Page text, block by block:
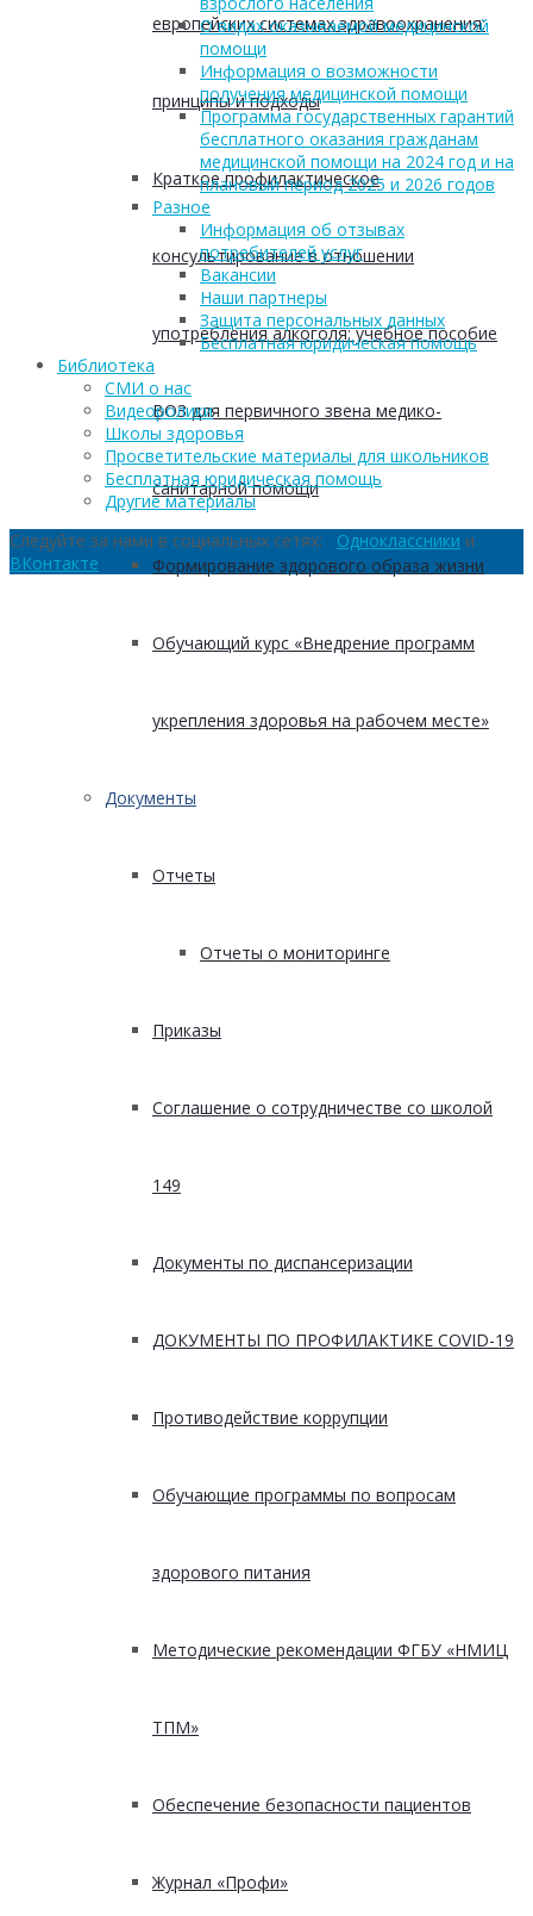
европейских системах здравоохранения:
принципы и подходы
Краткое профилактическое
консультирование в отношении
употребления алкоголя: учебное пособие
ВОЗ для первичного звена медико-
санитарной помощи
Формирование здорового образа жизни
Обучающий курс «Внедрение программ
укрепления здоровья на рабочем месте»
Документы
Отчеты
Отчеты о мониторинге
Приказы
Соглашение о сотрудничестве со школой
149
Документы по диспансеризации
ДОКУМЕНТЫ ПО ПРОФИЛАКТИКЕ COVID-19
Противодействие коррупции
Обучающие программы по вопросам
здорового питания
Методические рекомендации ФГБУ «НМИЦ
ТПМ»
Обеспечение безопасности пациентов
Журнал «Профи»
О видах оказываемой медицинской
помощи
Информация о возможности
получения медицинской помощи
Программа государственных гарантий
бесплатного оказания гражданам
медицинской помощи на 2024 год и на
плановый период 2025 и 2026 годов
Разное
Информация об отзывах
потребителей услуг
Вакансии
Наши партнеры
Защита персональных данных
Бесплатная юридическая помощь
Библиотека
СМИ о нас
Видеоролики
Школы здоровья
Просветительские материалы для школьников
Бесплатная юридическая помощь
Другие материалы
Следуйте за нами в социальных сетях: Одноклассники и
ВКонтакте